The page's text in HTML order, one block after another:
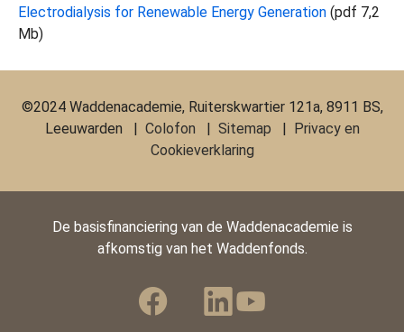
Electrodialysis for Renewable Energy Generation (pdf 7,2
Mb)
©2024 Waddenacademie, Ruiterskwartier 121a, 8911 BS,
Leeuwarden | Colofon | Sitemap | Privacy en
Cookieverklaring
De basisfinanciering van de Waddenacademie is
afkomstig van het Waddenfonds.